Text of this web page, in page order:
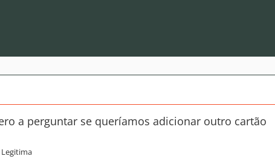
a perguntar se queríamos adicionar outro cartão